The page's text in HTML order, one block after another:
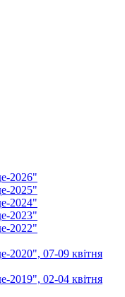
2026"
2025"
2024"
2023"
2022"
2020", 07-09 квітня
2019", 02-04 квітня